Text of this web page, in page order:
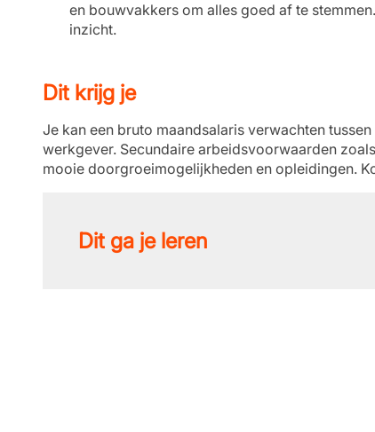
en bouwvakkers om alles goed af te
inzicht.
Dit krijg je
Je kan een bruto maandsalaris verwachten
werkgever. Secundaire arbeidsvoorwaarden
mooie doorgroeimogelijkheden en opleidingen.
Dit ga je leren